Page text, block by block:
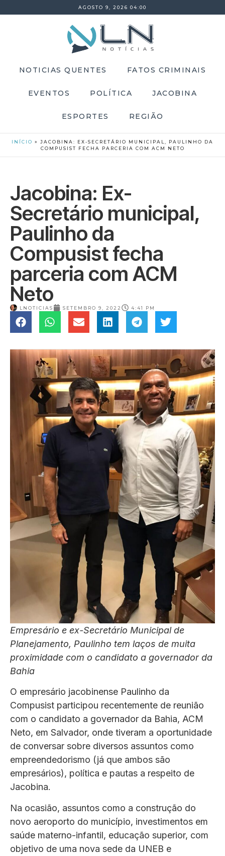
AGOSTO 9, 2026 04:00
NOTICIAS QUENTES FATOS CRIMINAIS
EVENTOS POLÍTICA JACOBINA
ESPORTES REGIÃO
INÍCIO » JACOBINA: EX-SECRETÁRIO MUNICIPAL, PAULINHO DA
COMPUSIST FECHA PARCERIA COM ACM NETO
Jacobina: Ex-
Secretário municipal,
Paulinho da
Compusist fecha
parceria com ACM
Neto
LNOTICIAS SETEMBRO 9, 2022 4:41 PM
Empresário e ex-Secretário Municipal de
Planejamento, Paulinho tem laços de muita
proximidade com o candidato a governador da
Bahia
O empresário jacobinense Paulinho da
Compusist participou recentemente de reunião
com o candidato a governador da Bahia, ACM
Neto, em Salvador, onde tiveram a oportunidade
de conversar sobre diversos assuntos como
empreendedorismo (já que ambos são
empresários), política e pautas a respeito de
Jacobina.
Na ocasião, assuntos como a construção do
novo aeroporto do município, investimentos em
saúde materno-infantil, educação superior, com
objetivo de uma nova sede da UNEB e